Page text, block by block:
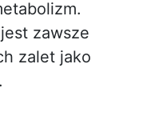
zawsze
zalet jako